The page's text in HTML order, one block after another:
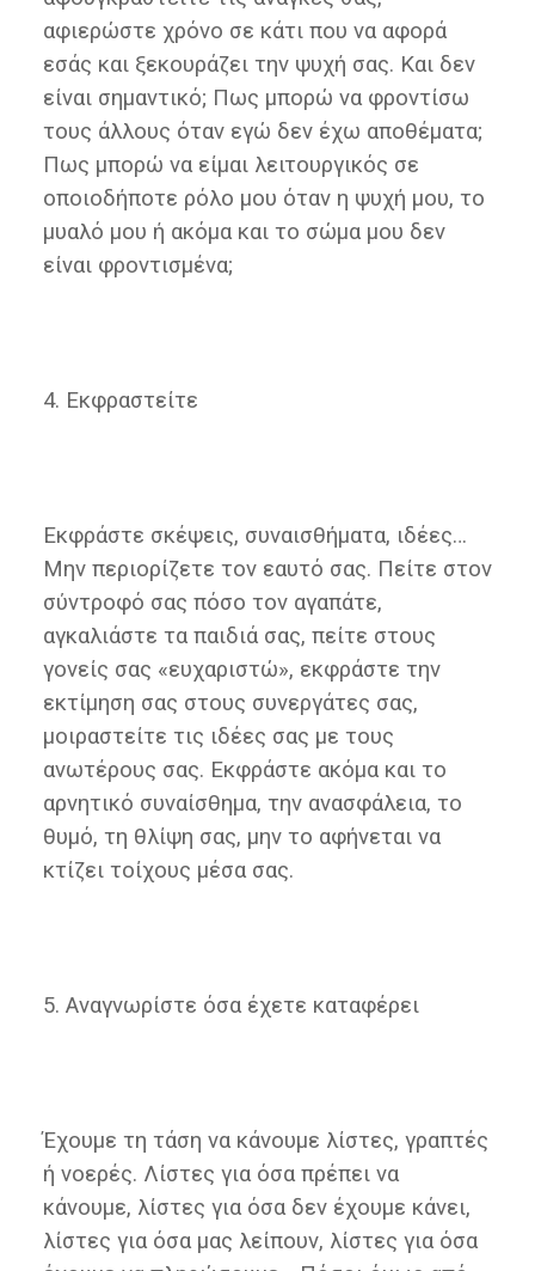
αφιερώστε χρόνο σε κάτι που να αφορά
εσάς και ξεκουράζει την ψυχή σας. Και δεν
είναι σημαντικό; Πως μπορώ να φροντίσω
τους άλλους όταν εγώ δεν έχω αποθέματα;
Πως μπορώ να είμαι λειτουργικός σε
οποιοδήποτε ρόλο μου όταν η ψυχή μου, το
μυαλό μου ή ακόμα και το σώμα μου δεν
είναι φροντισμένα;
4. Εκφραστείτε
Εκφράστε σκέψεις, συναισθήματα, ιδέες…
Μην περιορίζετε τον εαυτό σας. Πείτε στον
σύντροφό σας πόσο τον αγαπάτε,
αγκαλιάστε τα παιδιά σας, πείτε στους
γονείς σας «ευχαριστώ», εκφράστε την
εκτίμηση σας στους συνεργάτες σας,
μοιραστείτε τις ιδέες σας με τους
ανωτέρους σας. Εκφράστε ακόμα και το
αρνητικό συναίσθημα, την ανασφάλεια, το
θυμό, τη θλίψη σας, μην το αφήνεται να
κτίζει τοίχους μέσα σας.
5. Αναγνωρίστε όσα έχετε καταφέρει
Έχουμε τη τάση να κάνουμε λίστες, γραπτές
ή νοερές. Λίστες για όσα πρέπει να
κάνουμε, λίστες για όσα δεν έχουμε κάνει,
λίστες για όσα μας λείπουν, λίστες για όσα